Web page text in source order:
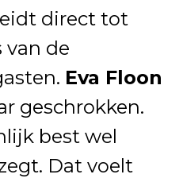
direct tot
van de
Eva Floon
geschrokken.
best wel
Dat voelt